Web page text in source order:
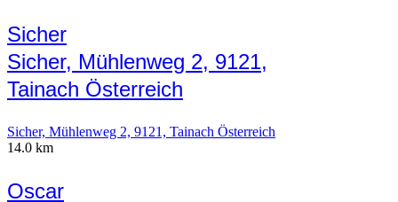
Sicher
Sicher, Mühlenweg 2, 9121,
Tainach Österreich
Sicher, Mühlenweg 2, 9121, Tainach Österreich
14.0 km
Oscar